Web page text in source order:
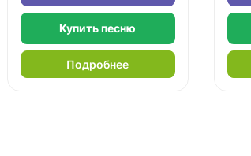
Купить песню
Подробнее